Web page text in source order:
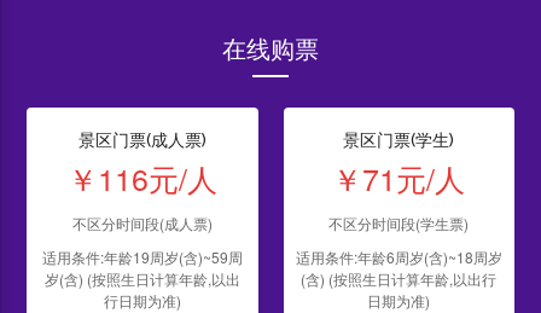
在线购票
景区门票(成人票)
￥116元/人
不区分时间段(成人票)
适用条件:年龄19周岁(含)~59周
岁(含) (按照生日计算年龄,以出
行日期为准)
景区门票(学生)
￥71元/人
不区分时间段(学生票)
适用条件:年龄6周岁(含)~18周岁
(含) (按照生日计算年龄,以出行
日期为准)